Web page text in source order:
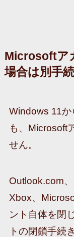
Microsoftア
場合は別手
Windows 11か
も、Microsoft
せん。
Outlook.com
Xbox、
ント自体を閉
トの閉鎖手続